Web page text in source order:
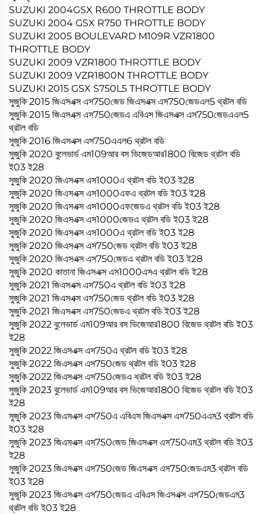
SUZUKI 2004GSX R600 THROTTLE BODY
SUZUKI 2004 GSX R750 THROTTLE BODY
SUZUKI 2005 BOULEVARD M109R VZR1800
THROTTLE BODY
SUZUKI 2009 VZR1800 THROTTLE BODY
SUZUKI 2009 VZR1800N THROTTLE BODY
SUZUKI 2015 GSX S750L5 THROTTLE BODY
সুজুকি 2015 জিএসএক্স এস750জেড জিএসএক্স এস750জেডএল5 থ্রটল বডি
সুজুকি 2015 জিএসএক্স এস750জেডএ এবিএস জিএসএক্স এস750জেডএএল5
থ্রটল বডি
সুজুকি 2016 জিএসএক্স এস750এএল6 থ্রটল বডি
সুজুকি 2020 বুলেভার্ড এম109আর বস ভিজেডআর1800 বিজেড থ্রটল বডি
ই03 ই28
সুজুকি 2020 জিএসএক্স এস1000এ থ্রটল বডি ই03 ই28
সুজুকি 2020 জিএসএক্স এস1000এফএ থ্রটল বডি ই03 ই28
সুজুকি 2020 জিএসএক্স এস1000এফজেডএ থ্রটল বডি ই03 ই28
সুজুকি 2020 জিএসএক্স এস1000জেডএ থ্রটল বডি ই03 ই28
সুজুকি 2020 জিএসএক্স এস1000এ থ্রটল বডি ই03 ই28
সুজুকি 2020 জিএসএক্স এস750জেড থ্রটল বডি ই03 ই28
সুজুকি 2020 জিএসএক্স এস750জেডএ থ্রটল বডি ই03 ই28
সুজুকি 2020 কাতানা জিএসএক্স এস1000এসএ থ্রটল বডি ই28
সুজুকি 2021 জিএসএক্স এস750এ থ্রটল বডি ই03 ই28
সুজুকি 2021 জিএসএক্স এস750জেড থ্রটল বডি ই03 ই28
সুজুকি 2021 জিএসএক্স এস750জেডএ থ্রটল বডি ই03 ই28
সুজুকি 2022 বুলেভার্ড এম109আর বস ভিজেআর1800 বিজেড থ্রটল বডি ই03
ই28
সুজুকি 2022 জিএসএক্স এস750এ থ্রটল বডি ই03 ই28
সুজুকি 2022 জিএসএক্স এস750জেড থ্রটল বডি ই03 ই28
সুজুকি 2022 জিএসএক্স এস750জেডএ থ্রটল বডি ই03 ই28
সুজুকি 2023 বুলেভার্ড এম109আর বস ভিজেআর1800 বিজেড থ্রটল বডি ই03
ই28
সুজুকি 2023 জিএসএক্স এস750এ এবিএস জিএসএক্স এস750এএম3 থ্রটল বডি
ই03 ই28
সুজুকি 2023 জিএসএক্স এস750জেড জিএসএক্স এস750এম3 থ্রটল বডি ই03
ই28
সুজুকি 2023 জিএসএক্স এস750জেড জিএসএক্স এস750জেডএম3 থ্রটল বডি
ই03 ই28
সুজুকি 2023 জিএসএক্স এস750জেডএ এবিএস জিএসএক্স এস750জেডএম3
থ্রটল বডি ই03 ই28